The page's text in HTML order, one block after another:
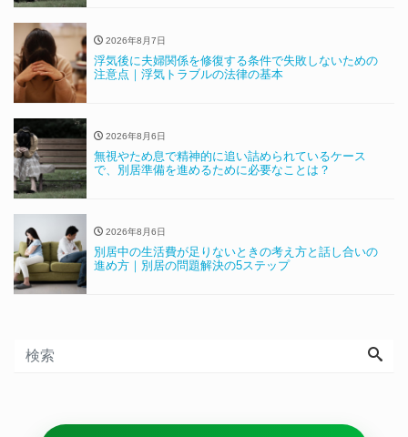
2026年8月7日
浮気後に夫婦関係を修復する条件で失敗しないための
注意点｜浮気トラブルの法律の基本
2026年8月6日
無視やため息で精神的に追い詰められているケース
で、別居準備を進めるために必要なことは？
2026年8月6日
別居中の生活費が足りないときの考え方と話し合いの
進め方｜別居の問題解決の5ステップ